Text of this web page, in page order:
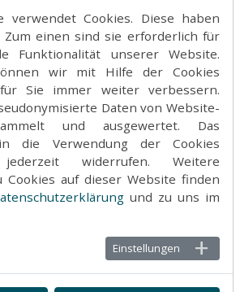
Plochinger Frühling und
kleiner Auftritt)
Marquardtfest in Plochingen
am Sonntag und Mithilfe beim
freihalten)
Stadtlauf in Plochingen
Jubiläum AKPV (evtl. kleiner
verwendet Cookies. Diese haben
Zum einen sind sie erforderlich für
Funktionalität unserer Website.
wir mit Hilfe der Cookies
Sie immer weiter verbessern.
Daten von Website-
und ausgewertet. Das
die Verwendung der Cookies
widerrufen. Weitere
Cookies auf dieser Website finden
und zu uns im
Einstellungen